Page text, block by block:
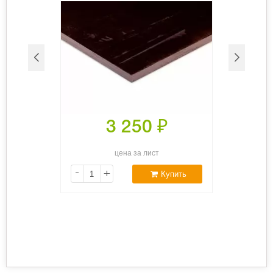
3 250 ₽
цена за лист
- + Купить